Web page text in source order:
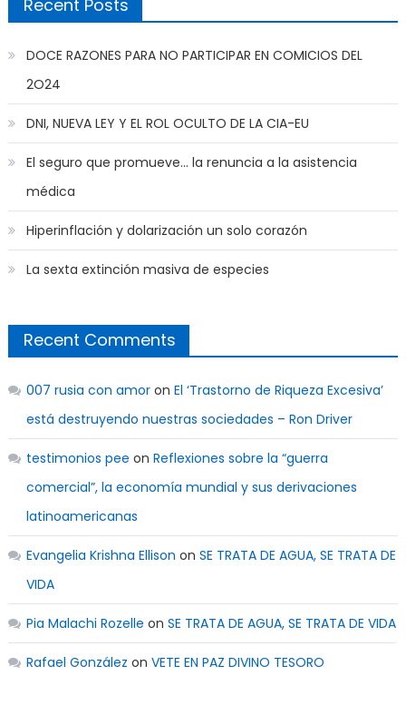
Recent Posts
DOCE RAZONES PARA NO PARTICIPAR EN COMICIOS DEL
2O24
DNI, NUEVA LEY Y EL ROL OCULTO DE LA CIA-EU
El seguro que promueve… la renuncia a la asistencia
médica
Hiperinflación y dolarización un solo corazón
La sexta extinción masiva de especies
Recent Comments
007 rusia con amoron El ‘Trastorno de Riqueza Excesiva’
está destruyendo nuestras sociedades – Ron Driver
testimonios pee on Reflexiones sobre la “guerra
comercial”, la economía mundial y sus derivaciones
latinoamericanas
Evangelia Krishna Ellison on SE TRATA DE AGUA, SE TRATA DE
VIDA
Pia Malachi Rozelle on SE TRATA DE AGUA, SE TRATA DE VIDA
Rafael González on VETE EN PAZ DIVINO TESORO